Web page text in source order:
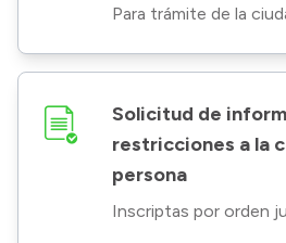
Para trámite de la
Solicitud de
restricciones a la
persona
Inscriptas por orden